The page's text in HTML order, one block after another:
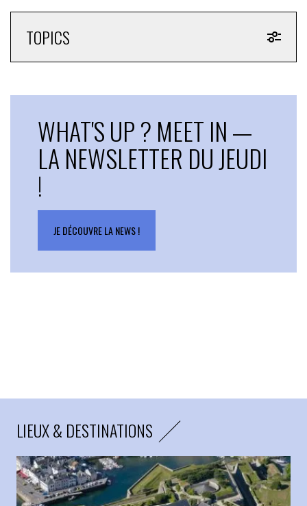
TOPICS
WHAT'S UP ? MEET IN —
LA NEWSLETTER DU JEUDI
!
JE DÉCOUVRE LA NEWS !
LIEUX & DESTINATIONS